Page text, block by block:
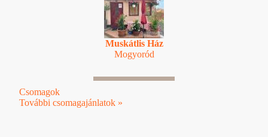
Muskátlis Ház
Mogyoród
Csomagok
További csomagajánlatok »